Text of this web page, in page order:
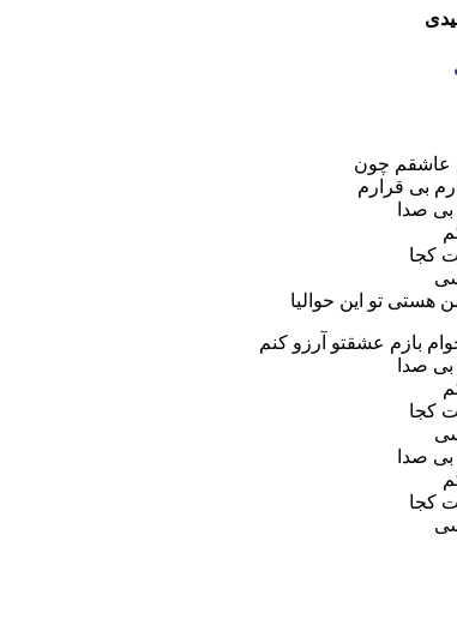
عاشقم چون
بی قرارم
صدا
کجا
هستی تو این حوالیا
بازم عشقتو آرزو کنم
صدا
کجا
صدا
کجا